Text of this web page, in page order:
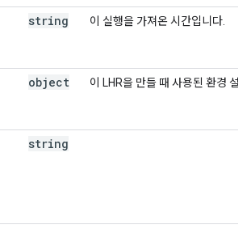
string 이 실행을 가져온 시간입니다.
object 이 LHR을 만들 때 사용된 환경 설
string